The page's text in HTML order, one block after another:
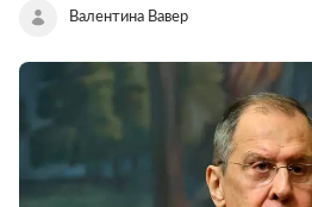
Валентина Вавер